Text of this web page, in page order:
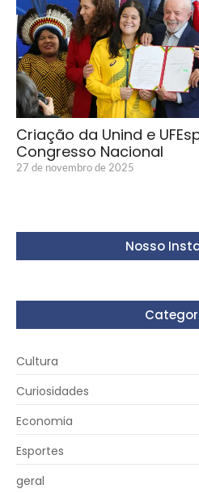
Criação da Unind e
Congresso Nacional
27 de novembro de 2025
Nosso
Cultura
Curiosidades
Economia
Esportes
geral